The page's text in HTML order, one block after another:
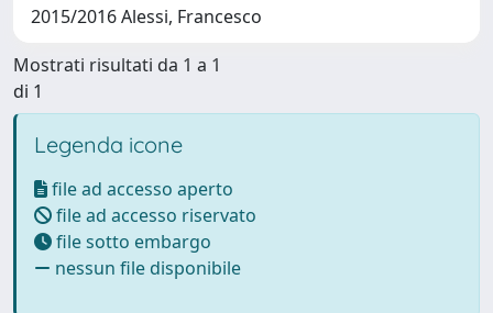
2015/2016 Alessi, Francesco
Mostrati risultati da 1 a 1
di 1
Legenda icone
file ad accesso aperto
file ad accesso riservato
file sotto embargo
nessun file disponibile